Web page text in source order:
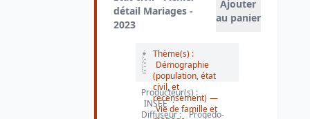
détail Mariages -
2023
Ajouter
au panier
Thème(s) :
Démographie
(population, état
civil, et
recensement) —
Vie de famille et
Producteur(s) :
INSEE ;
Diffuseur :
Progedo-